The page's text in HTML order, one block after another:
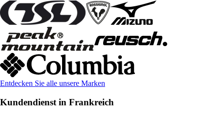
Entdecken Sie alle unsere Marken
Kundendienst in Frankreich